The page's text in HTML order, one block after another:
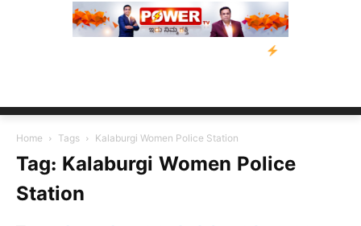
ಬೀರೇನ್ ಸಿಂಗ್
Home Tags Kalaburgi Women Police Station
Tag: Kalaburgi Women Police
Station